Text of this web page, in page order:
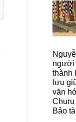
người
thành
lưu
văn
Bảo